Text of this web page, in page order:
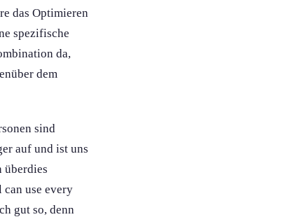
das Optimieren
spezifische
da,
dem
sind
auf und ist uns
überdies
use every
gut so, denn